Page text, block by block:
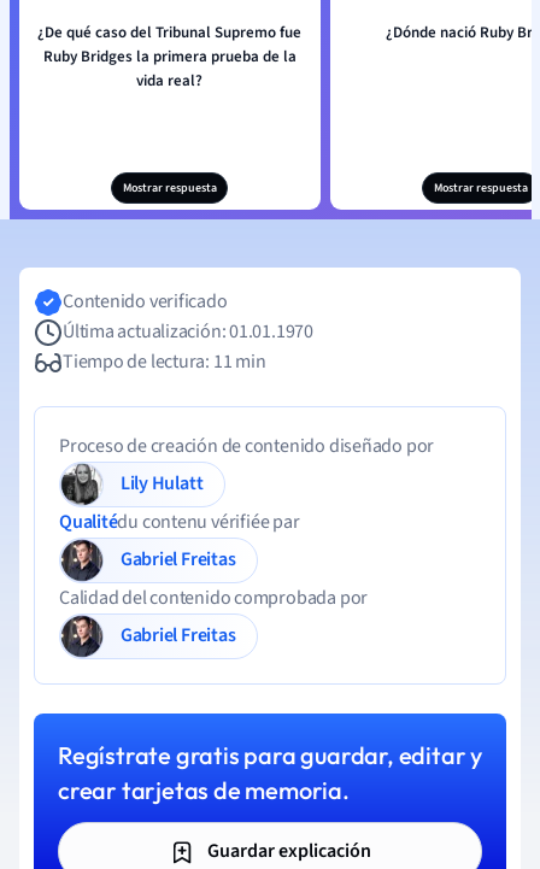
¿De qué caso del Tribunal Supremo fue
Ruby Bridges la primera prueba de la
vida real?
Mostrar respuesta
¿Dónde nació Ruby
Mostrar respuesta
Contenido verificado
Última actualización: 01.01.1970
Tiempo de lectura: 11 min
Proceso de creación de contenido diseñado por
Lily Hulatt
Qualitédu contenu vérifiée par
Gabriel Freitas
Calidad del contenido comprobada por
Gabriel Freitas
Regístrate gratis para guardar, editar y
crear tarjetas de memoria.
Guardar explicación